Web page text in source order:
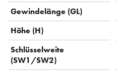
Gewindelänge (GL)
Höhe (H)
Schlüsselweite
(SW1/SW2)